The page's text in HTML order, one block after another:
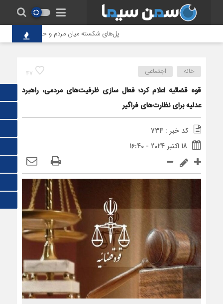
پل‌های شکسته میان مردم و حاکمیت؛ تاوانِ
47 خانه اجتماعی
قوه قضائیه اعلام کرد؛ فعال سازی ظرفیت‌های مردمی، راهبرد
عدلیه برای نظارت‌های فراگیر
کد خبر : 734
18 اکتبر 2024 - 16:40